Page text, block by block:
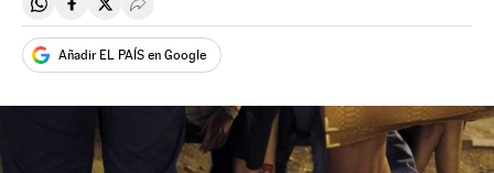
Compartir en Whatsapp
Compartir en Facebook
Compartir en Twitter
Desplegar Redes Sociales
Añadir EL PAÍS en Google